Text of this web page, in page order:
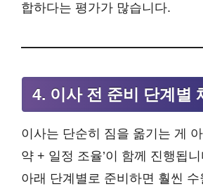
합하다는 평가가 많습니다.
4. 이사 전 준비 단계별
이사는 단순히 짐을 옮기는 게 아
약 + 일정 조율’이 함께 진행됩
아래 단계별로 준비하면 훨씬 수